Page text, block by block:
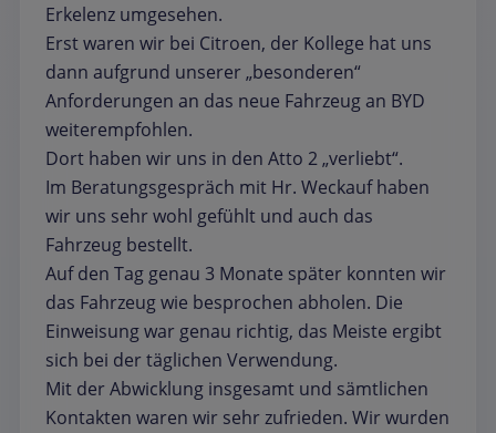
Erkelenz umgesehen.
Erst waren wir bei Citroen, der Kollege hat uns
dann aufgrund unserer „besonderen“
Anforderungen an das neue Fahrzeug an BYD
weiterempfohlen.
Dort haben wir uns in den Atto 2 „verliebt“.
Im Beratungsgespräch mit Hr. Weckauf haben
wir uns sehr wohl gefühlt und auch das
Fahrzeug bestellt.
Auf den Tag genau 3 Monate später konnten wir
das Fahrzeug wie besprochen abholen. Die
Einweisung war genau richtig, das Meiste ergibt
sich bei der täglichen Verwendung.
Mit der Abwicklung insgesamt und sämtlichen
Kontakten waren wir sehr zufrieden. Wir wurden